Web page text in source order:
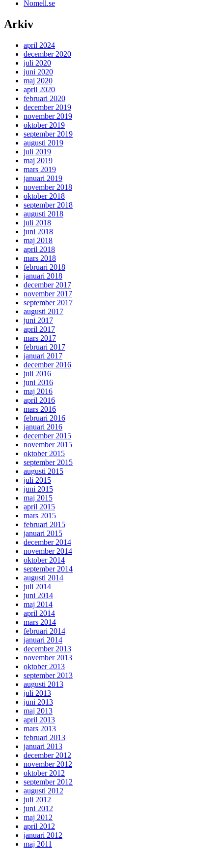
Nomell.se
Arkiv
april 2024
december 2020
juli 2020
juni 2020
maj 2020
april 2020
februari 2020
december 2019
november 2019
oktober 2019
september 2019
augusti 2019
juli 2019
maj 2019
mars 2019
januari 2019
november 2018
oktober 2018
september 2018
augusti 2018
juli 2018
juni 2018
maj 2018
april 2018
mars 2018
februari 2018
januari 2018
december 2017
november 2017
september 2017
augusti 2017
juni 2017
april 2017
mars 2017
februari 2017
januari 2017
december 2016
juli 2016
juni 2016
maj 2016
april 2016
mars 2016
februari 2016
januari 2016
december 2015
november 2015
oktober 2015
september 2015
augusti 2015
juli 2015
juni 2015
maj 2015
april 2015
mars 2015
februari 2015
januari 2015
december 2014
november 2014
oktober 2014
september 2014
augusti 2014
juli 2014
juni 2014
maj 2014
april 2014
mars 2014
februari 2014
januari 2014
december 2013
november 2013
oktober 2013
september 2013
augusti 2013
juli 2013
juni 2013
maj 2013
april 2013
mars 2013
februari 2013
januari 2013
december 2012
november 2012
oktober 2012
september 2012
augusti 2012
juli 2012
juni 2012
maj 2012
april 2012
januari 2012
maj 2011